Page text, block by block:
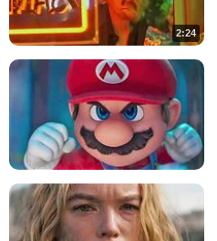
2:24